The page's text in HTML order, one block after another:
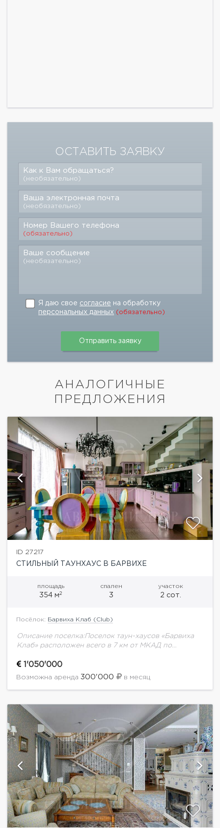
ОСТАВИТЬ ЗАЯВКУ
Как к Вам обращаться?
(необязательно)
Ваша электронная почта
(необязательно)
Номер Вашего телефона
(обязательно)
Ваше сообщение
(необязательно)
Я даю свое согласие на обработку
персональных данных (обязательно)
АНАЛОГИЧНЫЕ
ПРЕДЛОЖЕНИЯ
ID 27217
СТИЛЬНЫЙ ТАУНХАУС В БАРВИХЕ
площадь
354 м2
спален
3
участок
2 сот.
Посёлок: Барвиха Клаб (Club)
Описание поселка:Поселок таун-хаусов «Барвиха
Клаб» расположен всего в 7 км от МКАД по
транспортная доступность, несколько вариантов
выезда как на Рублево-Успенское шоссе,...
1'050'000
Возможна аренда 300'000 в месяц